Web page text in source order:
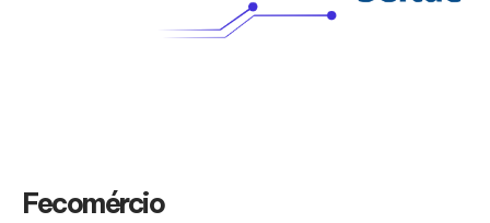
Fecomércio